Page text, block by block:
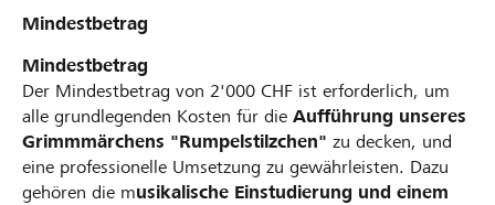
Mindestbetrag
Mindestbetrag
Der Mindestbetrag von 2'000 CHF ist erforderlich, um
alle grundlegenden Kosten für die Aufführung unseres
Grimmmärchens "Rumpelstilzchen" zu decken, und
eine professionelle Umsetzung zu gewährleisten. Dazu
gehören die musikalische Einstudierung und einem